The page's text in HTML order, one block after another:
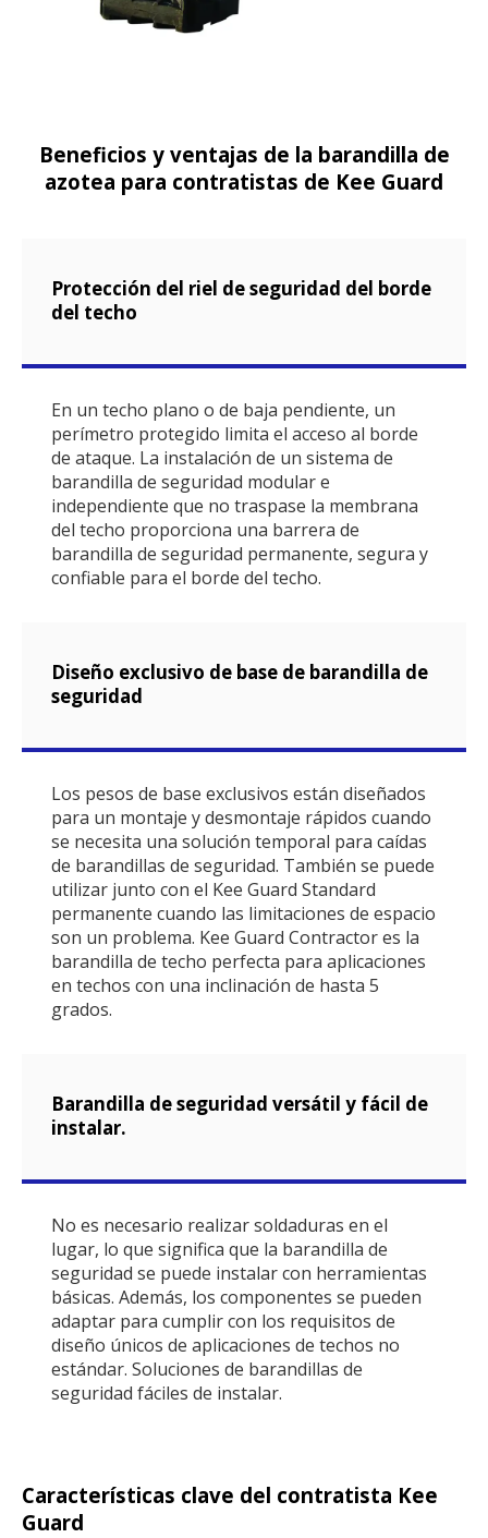
Beneficios y ventajas de la barandilla de
azotea para contratistas de Kee Guard
Protección del riel de seguridad del borde
del techo
En un techo plano o de baja pendiente, un
perímetro protegido limita el acceso al borde
de ataque. La instalación de un sistema de
barandilla de seguridad modular e
independiente que no traspase la membrana
del techo proporciona una barrera de
barandilla de seguridad permanente, segura y
confiable para el borde del techo.
Diseño exclusivo de base de barandilla de
seguridad
Los pesos de base exclusivos están diseñados
para un montaje y desmontaje rápidos cuando
se necesita una solución temporal para caídas
de barandillas de seguridad. También se puede
utilizar junto con el Kee Guard Standard
permanente cuando las limitaciones de espacio
son un problema. Kee Guard Contractor es la
barandilla de techo perfecta para aplicaciones
en techos con una inclinación de hasta 5
grados.
Barandilla de seguridad versátil y fácil de
instalar.
No es necesario realizar soldaduras en el
lugar, lo que significa que la barandilla de
seguridad se puede instalar con herramientas
básicas. Además, los componentes se pueden
adaptar para cumplir con los requisitos de
diseño únicos de aplicaciones de techos no
estándar. Soluciones de barandillas de
seguridad fáciles de instalar.
Características clave del contratista Kee
Guard